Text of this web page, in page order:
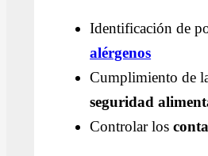
Identificación de
alérgenos
Cumplimiento de
seguridad
Controlar los